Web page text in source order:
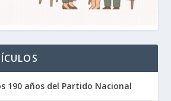
190 años del Partido Nacional